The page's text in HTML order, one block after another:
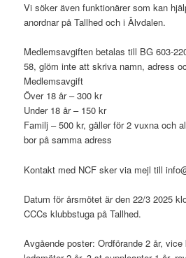
Vi söker även funktionärer som kan
anordnar på Tallhed och i Älvdalen.
Medlemsavgiften betalas till BG 603-
58, glöm inte att skriva namn, adress
Medlemsavgift
Över 18 år – 300 kr
Under 18 år – 150 kr
Familj – 500 kr, gäller för 2 vuxna och
bor på samma adress
Kontakt med NCF sker via mejl till
Datum för årsmötet är den 22/3 2025
CCCs klubbstuga på Tallhed.
Avgående poster: Ordförande 2 år,